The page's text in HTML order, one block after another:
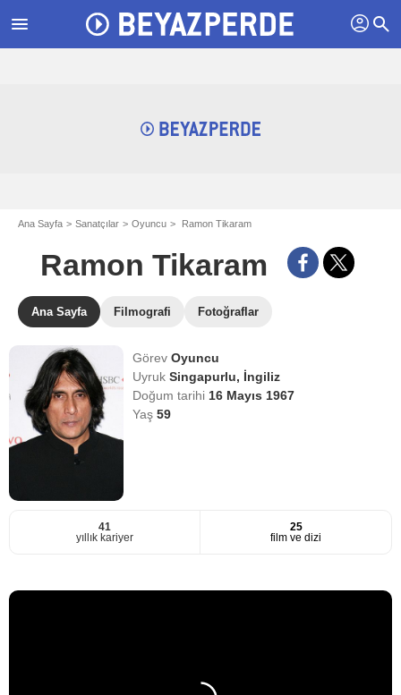
menu profil search
Ana Sayfa Sanatçılar Oyuncu Ramon Tikaram
Ramon Tikaram
Ana Sayfa Filmografi Fotoğraflar
GörevOyuncu
UyrukSingapurlu, İngiliz
Doğum tarihi 16 Mayıs 1967
Yaş59
41
yıllık kariyer
25
film ve dizi